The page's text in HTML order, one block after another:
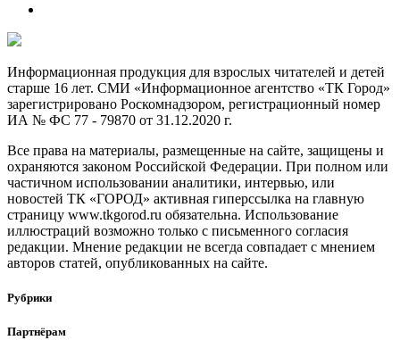
Информационная продукция для взрослых читателей и детей
старше 16 лет. СМИ «Информационное агентство «ТК Город»
зарегистрировано Роскомнадзором, регистрационный номер
ИА № ФС 77 - 79870 от 31.12.2020 г.
Все права на материалы, размещенные на сайте, защищены и
охраняются законом Российской Федерации. При полном или
частичном использовании аналитики, интервью, или
новостей ТК «ГОРОД» активная гиперссылка на главную
страницу www.tkgorod.ru обязательна. Использование
иллюстраций возможно только с письменного согласия
редакции. Мнение редакции не всегда совпадает с мнением
авторов статей, опубликованных на сайте.
Рубрики
Партнёрам